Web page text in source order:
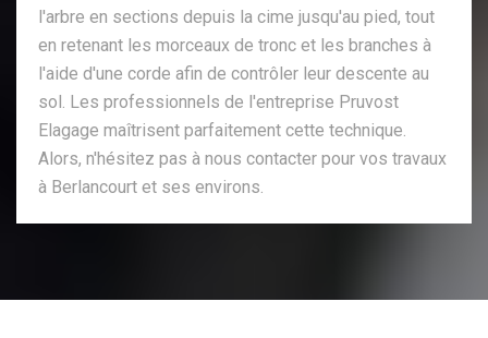
l'arbre en sections depuis la cime jusqu'au pied, tout
en retenant les morceaux de tronc et les branches à
l'aide d'une corde afin de contrôler leur descente au
sol. Les professionnels de l'entreprise Pruvost
Elagage maîtrisent parfaitement cette technique.
Alors, n'hésitez pas à nous contacter pour vos travaux
à Berlancourt et ses environs.